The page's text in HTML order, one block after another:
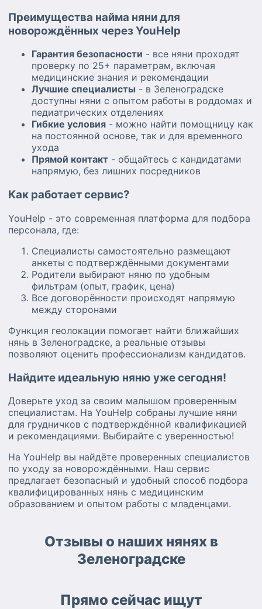
Преимущества найма няни для
новорождённых через YouHelp
Гарантия безопасности - все няни проходят
проверку по 25+ параметрам, включая
медицинские знания и рекомендации
Лучшие специалисты - в Зеленоградске
доступны няни с опытом работы в роддомах и
педиатрических отделениях
Гибкие условия - можно найти помощницу как
на постоянной основе, так и для временного
ухода
Прямой контакт - общайтесь с кандидатами
напрямую, без лишних посредников
Как работает сервис?
YouHelp - это современная платформа для подбора
персонала, где:
Специалисты самостоятельно размещают
анкеты с подтверждёнными документами
Родители выбирают няню по удобным
фильтрам (опыт, график, цена)
Все договорённости происходят напрямую
между сторонами
Функция геолокации помогает найти ближайших
нянь в Зеленоградске, а реальные отзывы
позволяют оценить профессионализм кандидатов.
Найдите идеальную няню уже сегодня!
Доверьте уход за своим малышом проверенным
специалистам. На YouHelp собраны лучшие няни
для грудничков с подтверждённой квалификацией
и рекомендациями. Выбирайте с уверенностью!
На YouHelp вы найдёте проверенных специалистов
по уходу за новорождёнными. Наш сервис
предлагает безопасный и удобный способ подбора
квалифицированных нянь с медицинским
образованием и опытом работы с младенцами.
Отзывы о наших нянях в
Зеленоградске
Прямо сейчас ищут